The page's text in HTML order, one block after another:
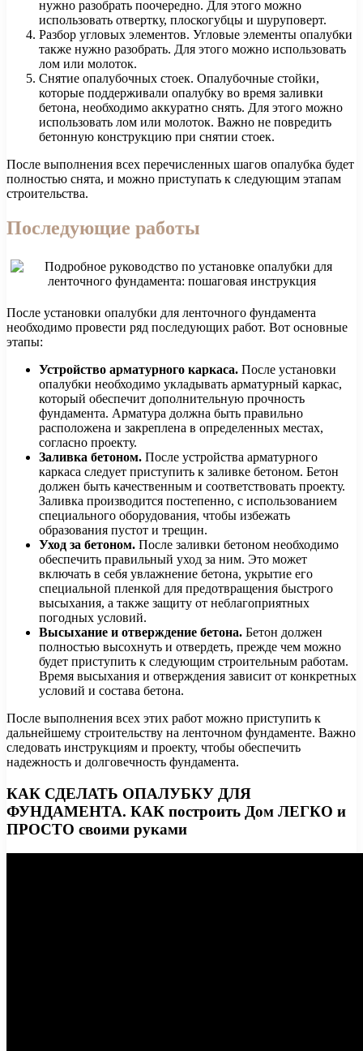
нужно разобрать поочередно. Для этого можно
использовать отвертку, плоскогубцы и шуруповерт.
Разбор угловых элементов. Угловые элементы опалубки
также нужно разобрать. Для этого можно использовать
лом или молоток.
Снятие опалубочных стоек. Опалубочные стойки,
которые поддерживали опалубку во время заливки
бетона, необходимо аккуратно снять. Для этого можно
использовать лом или молоток. Важно не повредить
бетонную конструкцию при снятии стоек.
После выполнения всех перечисленных шагов опалубка будет
полностью снята, и можно приступать к следующим этапам
строительства.
Последующие работы
После установки опалубки для ленточного фундамента
необходимо провести ряд последующих работ. Вот основные
этапы:
Устройство арматурного каркаса. После установки
опалубки необходимо укладывать арматурный каркас,
который обеспечит дополнительную прочность
фундамента. Арматура должна быть правильно
расположена и закреплена в определенных местах,
согласно проекту.
Заливка бетоном. После устройства арматурного
каркаса следует приступить к заливке бетоном. Бетон
должен быть качественным и соответствовать проекту.
Заливка производится постепенно, с использованием
специального оборудования, чтобы избежать
образования пустот и трещин.
Уход за бетоном. После заливки бетоном необходимо
обеспечить правильный уход за ним. Это может
включать в себя увлажнение бетона, укрытие его
специальной пленкой для предотвращения быстрого
высыхания, а также защиту от неблагоприятных
погодных условий.
Высыхание и отверждение бетона. Бетон должен
полностью высохнуть и отвердеть, прежде чем можно
будет приступить к следующим строительным работам.
Время высыхания и отверждения зависит от конкретных
условий и состава бетона.
После выполнения всех этих работ можно приступить к
дальнейшему строительству на ленточном фундаменте. Важно
следовать инструкциям и проекту, чтобы обеспечить
надежность и долговечность фундамента.
КАК СДЕЛАТЬ ОПАЛУБКУ ДЛЯ
ФУНДАМЕНТА. КАК построить Дом ЛЕГКО и
ПРОСТО своими руками